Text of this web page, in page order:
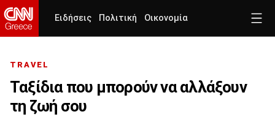
Ειδήσεις Πολιτική Οικονομία
TRAVEL
Ταξίδια που μπορούν να αλλάξουν
τη ζωή σου